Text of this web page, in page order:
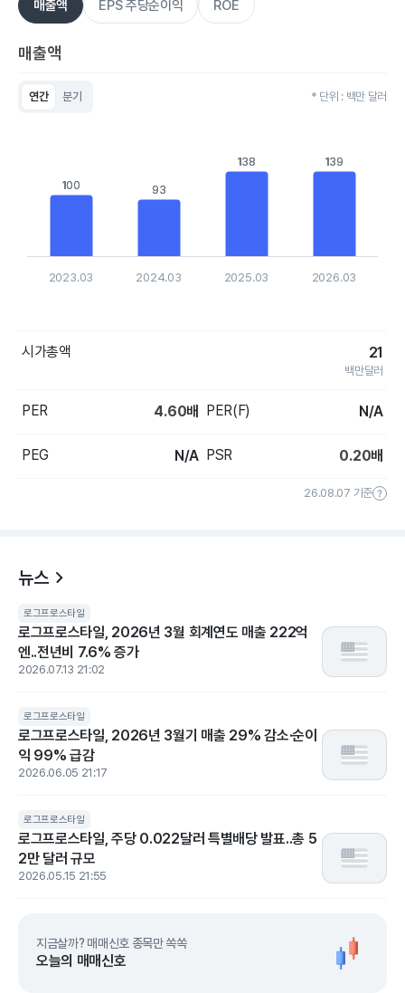
매출액 EPS 주당순이익 ROE
매출액
연간 분기 * 단위 : 백만 달러
The chart has 1 X axis displaying categories.
The chart has 1 Y axis displaying values. Data ranges from
100
100 93
93
138
138 139
139
2023.03 2024.03 2025.03 2026.03
시가총액 21
백만달러
PER 4.60배 PER(F) N/A
PEG N/A PSR 0.20배
26.08.07 기준
뉴스
로그프로스타일
로그프로스타일, 2026년 3월 회계연도 매출 222억
엔..전년비 7.6% 증가
2026.07.13 21:02
로그프로스타일
로그프로스타일, 2026년 3월기 매출 29% 감소·순이
익 99% 급감
2026.06.05 21:17
로그프로스타일
로그프로스타일, 주당 0.022달러 특별배당 발표..총 5
2만 달러 규모
2026.05.15 21:55
지금살까? 매매신호 종목만 쏙쏙
오늘의 매매신호